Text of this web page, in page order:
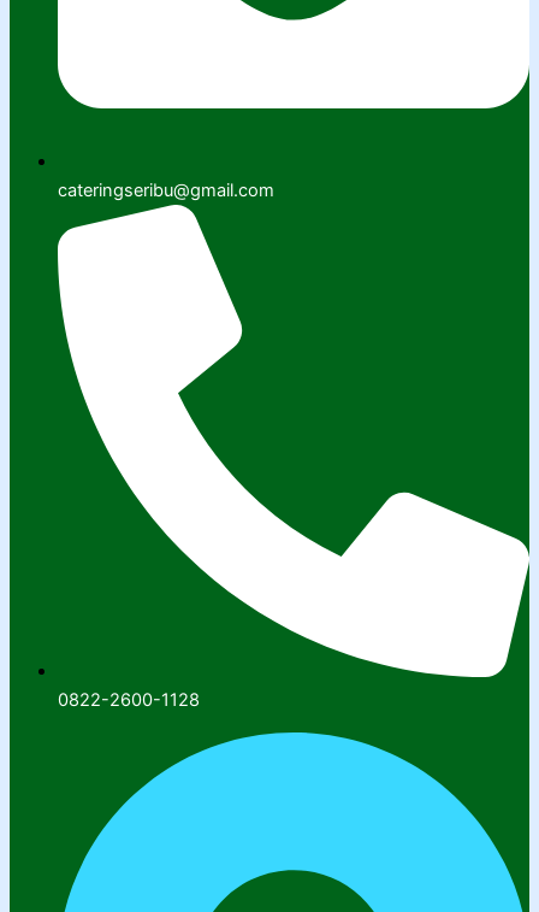
cateringseribu@gmail.com
0822-2600-1128